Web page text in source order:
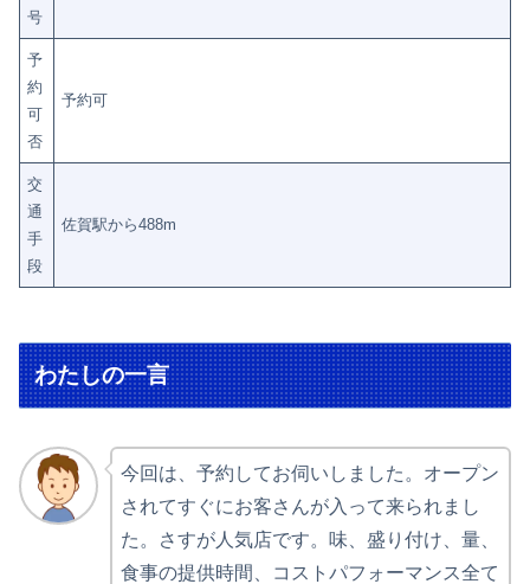
号
予
約
可
否
予約可
交
通
手
段
佐賀駅から488m
わたしの一言
今回は、予約してお伺いしました。オープン
されてすぐにお客さんが入って来られまし
た。さすが人気店です。味、盛り付け、量、
食事の提供時間、コストパフォーマンス全て